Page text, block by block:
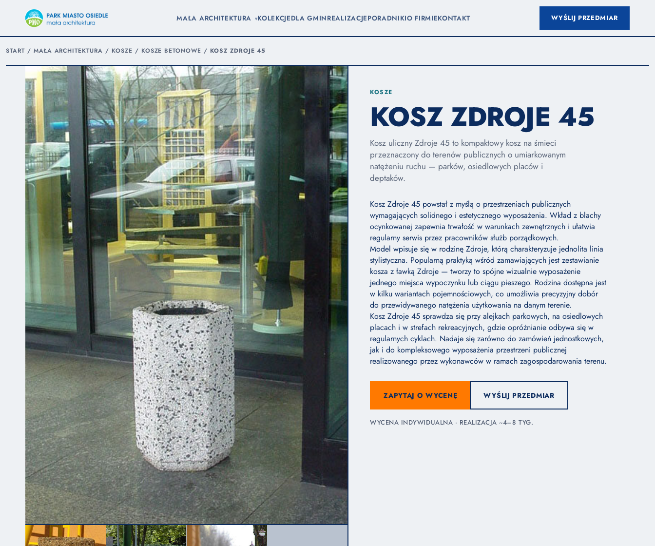
MAŁA ARCHITEKTURA ▾KOLEKCJEDLA GMINREALIZACJEPORADNIKIO FIRMIEKONTAKT WYŚLIJ PRZEDMIAR
START/ MAŁA ARCHITEKTURA / KOSZE / KOSZE BETONOWE / KOSZ ZDROJE 45
KOSZE
KOSZ ZDROJE 45
Kosz uliczny Zdroje 45 to kompaktowy kosz na śmieci
przeznaczony do terenów publicznych o umiarkowanym
natężeniu ruchu — parków, osiedlowych placów i
deptaków.
Kosz Zdroje 45 powstał z myślą o przestrzeniach publicznych
wymagających solidnego i estetycznego wyposażenia. Wkład z blachy
ocynkowanej zapewnia trwałość w warunkach zewnętrznych i ułatwia
regularny serwis przez pracowników służb porządkowych.
Model wpisuje się w rodzinę Zdroje, którą charakteryzuje jednolita linia
stylistyczna. Popularną praktyką wśród zamawiających jest zestawianie
kosza z ławką Zdroje — tworzy to spójne wizualnie wyposażenie
jednego miejsca wypoczynku lub ciągu pieszego. Rodzina dostępna jest
w kilku wariantach pojemnościowych, co umożliwia precyzyjny dobór
do przewidywanego natężenia użytkowania na danym terenie.
Kosz Zdroje 45 sprawdza się przy alejkach parkowych, na osiedlowych
placach i w strefach rekreacyjnych, gdzie opróżnianie odbywa się w
regularnych cyklach. Nadaje się zarówno do zamówień jednostkowych,
jak i do kompleksowego wyposażenia przestrzeni publicznej
realizowanego przez wykonawców w ramach zagospodarowania terenu.
ZAPYTAJ O WYCENĘ WYŚLIJ PRZEDMIAR
WYCENA INDYWIDUALNA · REALIZACJA ~4–8 TYG.